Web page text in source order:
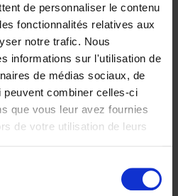
de personnaliser le contenu
fonctionnalités relatives aux
notre trafic. Nous
informations sur l'utilisation de
de médias sociaux, de
peuvent combiner celles-ci
que vous leur avez fournies
de votre utilisation de leurs
marketing like a PRO -
revised edition
souple
2022 226
50